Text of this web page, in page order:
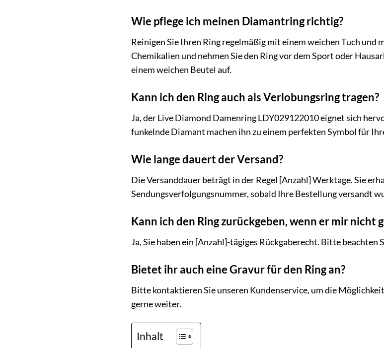
Wie pflege ich meinen Diamantring richtig?
Reinigen Sie Ihren Ring regelmäßig mit einem weichen Tuch
Chemikalien und nehmen Sie den Ring vor dem Sport oder
einem weichen Beutel auf.
Kann ich den Ring auch als Verlobungsring tragen?
Ja, der Live Diamond Damenring LDY029122010 eignet sich
funkelnde Diamant machen ihn zu einem perfekten Symbol für
Wie lange dauert der Versand?
Die Versanddauer beträgt in der Regel [Anzahl] Werktage. Sie
Sendungsverfolgungsnummer, sobald Ihre Bestellung versandt
Kann ich den Ring zurückgeben, wenn er mir nicht
Ja, Sie haben ein [Anzahl]-tägiges Rückgaberecht. Bitte
Bietet ihr auch eine Gravur für den Ring an?
Bitte kontaktieren Sie unseren Kundenservice, um die
gerne weiter.
Inhalt